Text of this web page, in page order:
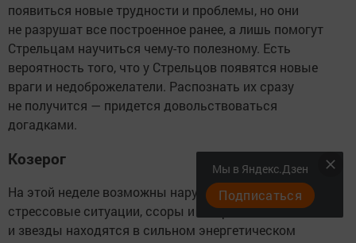
появиться новые трудности и проблемы, но они
не разрушат все построенное ранее, а лишь помогут
Стрельцам научиться чему-то полезному. Есть
вероятность того, что у Стрельцов появятся новые
враги и недоброжелатели. Распознать их сразу
не получится — придется довольствоваться
догадками.
Козерог
На этой неделе возможны нарушения планов,
стрессовые ситуации, ссоры и конфликты. Планеты
и звезды находятся в сильном энергетическом
Мы в Яндекс.Дзен
Подписаться